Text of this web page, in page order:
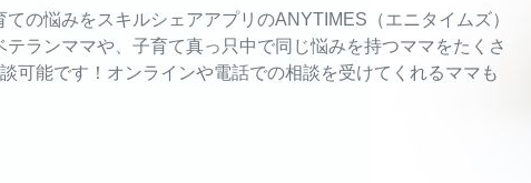
の悩みをスキルシェアアプリのANYTIMES（エニタイムズ）
ランママや、子育て真っ只中で同じ悩みを持つママをたくさ
可能です！オンラインや電話での相談を受けてくれるママも